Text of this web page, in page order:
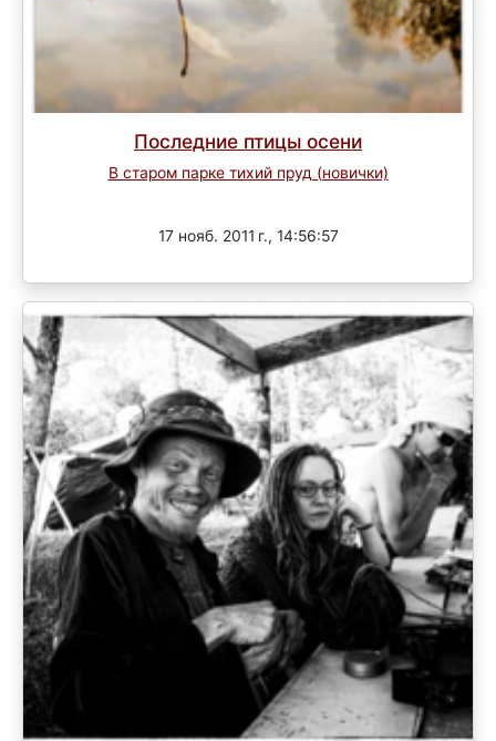
Последние птицы осени
В старом парке тихий пруд (новички)
17 нояб. 2011 г., 14:56:57